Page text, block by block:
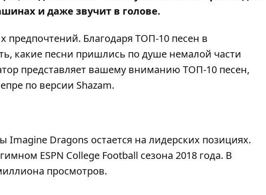
и даже звучит в голове.
Благодаря ТОП-10 песен в
какие песни пришлись по душе немалой части
представляет вашему вниманию ТОП-10 песен,
по версии Shazam.
Imagine Dragons остается на лидерских позициях.
ESPN College Football сезона 2018 года. В
просмотров.